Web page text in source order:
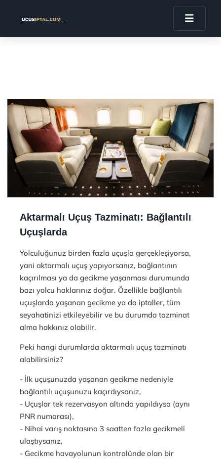
Aktarmalı Uçuş Tazminatı: Bağlantılı
Uçuşlarda
Yolculuğunuz birden fazla uçuşla gerçekleşiyorsa,
yani aktarmalı uçuş yapıyorsanız, bağlantının
kaçırılması ya da gecikme yaşanması durumunda
bazı yolcu haklarınız doğar. Özellikle bağlantılı
uçuşlarda yaşanan gecikme ya da iptaller, tüm
seyahatinizi etkileyebilir ve bu durumda tazminat
alma hakkınız olabilir.
Peki hangi durumlarda aktarmalı uçuş tazminatı
alabilirsiniz?
- İlk uçuşunuzda yaşanan gecikme nedeniyle
bağlantılı uçuşunuzu kaçırdıysanız,
- Uçuşlar tek rezervasyon altında yapıldıysa (aynı
PNR numarası),
- Nihai varış noktasına 3 saatten fazla gecikmeli
ulaştıysanız,
- Gecikme havayolunun kontrolünde olan bir